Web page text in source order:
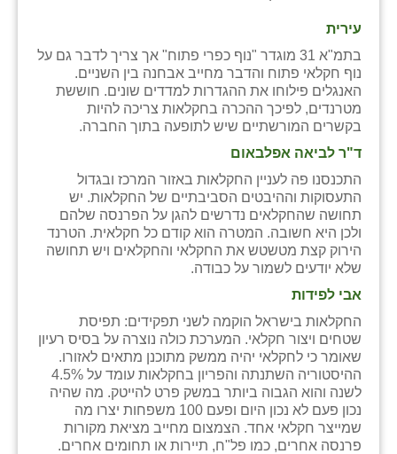
עירית
בתמ"א 31 מוגדר "נוף כפרי פתוח" אך צריך לדבר גם על
נוף חקלאי פתוח והדבר מחייב אבחנה בין השניים.
האנגלים פילוחו את ההגדרות למדדים שונים. חוששת
מטרנדים, לפיכך ההכרה בחקלאות צריכה להיות
בקשרים המורשתיים שיש לתופעה בתוך החברה.
ד"ר לביאה אפלבאום
התכנסנו פה לעניין החקלאות באזור המרכז ובגדול
התעסוקות וההיבטים הסביבתיים של החקלאות. יש
תחושה שהחקלאים נדרשים להגן על הפרנסה שלהם
ולכן היא חשובה. המטרה הוא קודם כל חקלאית. הטרנד
הירוק קצת מטשטש את החקלאי והחקלאים ויש תחושה
שלא יודעים לשמור על כבודה.
אבי לפידות
החקלאות בישראל הוקמה לשני תפקידים: תפיסת
שטחים ויצור חקלאי. המערכת כולה נוצרה על בסיס רעיון
שאומר כי לחקלאי יהיה ממשק מתוכנן מתאים לאזורו.
ההיסטוריה השתנתה והפריון בחקלאות עומד על 4.5%
לשנה והוא הגבוה ביותר במשק פרט להייטק. מה שהיה
נכון פעם לא נכון היום ופעם 100 משפחות יצרו מה
שמייצר חקלאי אחד. הצמצום מחייב מציאת מקורות
פרנסה אחרים, כמו פל"ח, תיירות או תחומים אחרים.